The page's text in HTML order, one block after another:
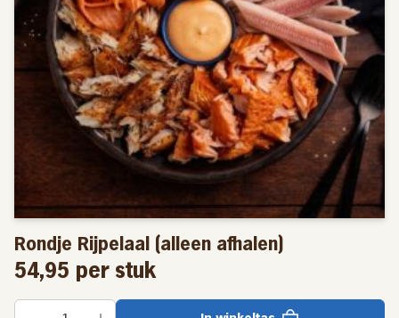
Rondje Rijpelaal (alleen afhalen)
54,95 per stuk